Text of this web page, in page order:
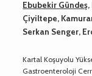
Ebubekir Gündeş
Çiyiltepe,
Serkan Senger,
Kartal Koşuyolu
Gastroenteroloji